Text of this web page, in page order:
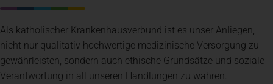
News
Spenden+ Helfen
Als katholischer Krankenhausverbund ist es unser Anliegen,
nicht nur qualitativ hochwertige medizinische Versorgung zu
gewährleisten, sondern auch ethische Grundsätze und soziale
Verantwortung in all unseren Handlungen zu wahren.